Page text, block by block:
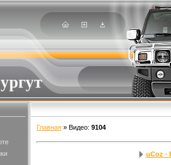
Главная » Видео: 9104
uCoz -